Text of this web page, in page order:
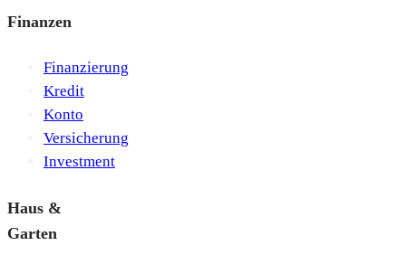
Finanzen
Finanzierung
Kredit
Konto
Versicherung
Investment
Haus &
Garten